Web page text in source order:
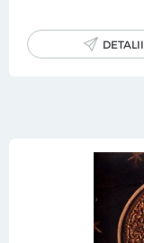
DETALII